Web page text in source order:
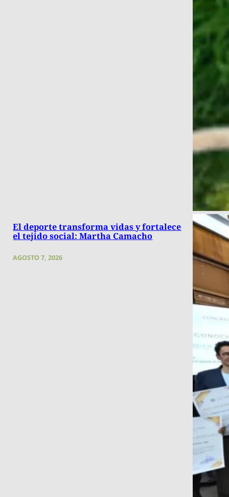
El deporte transforma vidas y fortalece
el tejido social: Martha Camacho
AGOSTO 7, 2026